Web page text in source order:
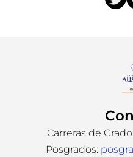
© 2026 Universidad
ESTUDIOS